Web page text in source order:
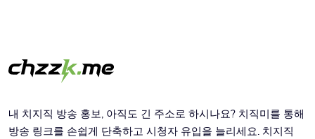
내 치지직 방송 홍보, 아직도 긴 주소로 하시나요? 치직미를 통해
방송 링크를 손쉽게 단축하고 시청자 유입을 늘리세요. 치지직